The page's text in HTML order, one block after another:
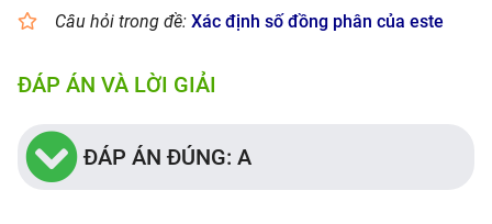
Câu hỏi trong đề: Xác định số đồng phân của este
ĐÁP ÁN VÀ LỜI GIẢI
ĐÁP ÁN ĐÚNG: A